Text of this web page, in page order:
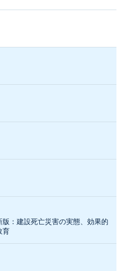
版：建設死亡災害の実態、効果的
育